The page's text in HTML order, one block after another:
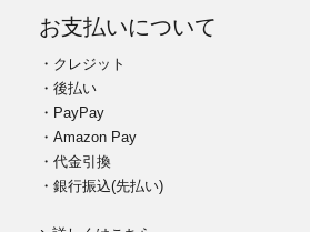
お支払いについて
・クレジット
・後払い
・PayPay
・Amazon Pay
・代金引換
・銀行振込(先払い)